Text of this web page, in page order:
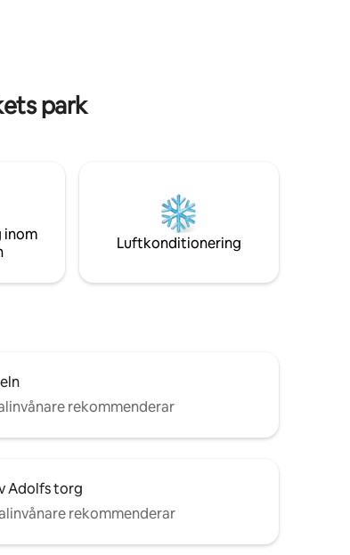
park
inom
Luftkonditionering
rekommenderar
Adolfs torg
rekommenderar